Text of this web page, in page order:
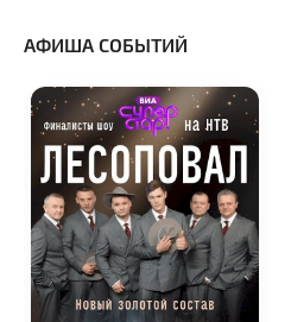
АФИША СОБЫТИЙ